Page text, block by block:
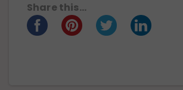
Share this...